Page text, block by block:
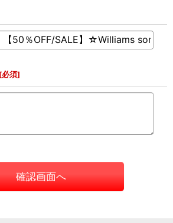
[必須]
確認画面へ